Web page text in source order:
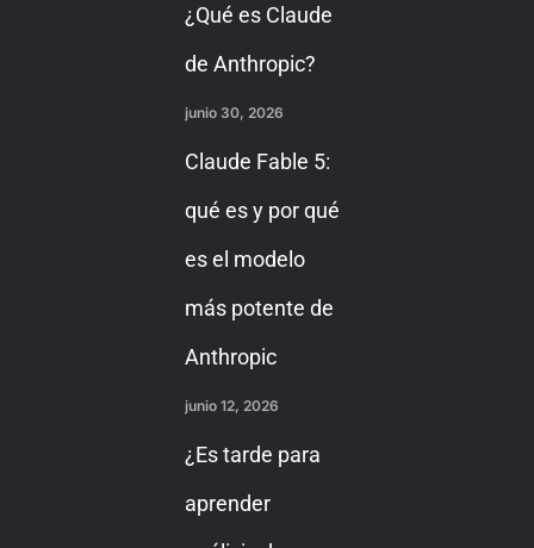
¿Qué es Claude
de Anthropic?
junio 30, 2026
Claude Fable 5:
qué es y por qué
es el modelo
más potente de
Anthropic
junio 12, 2026
¿Es tarde para
aprender